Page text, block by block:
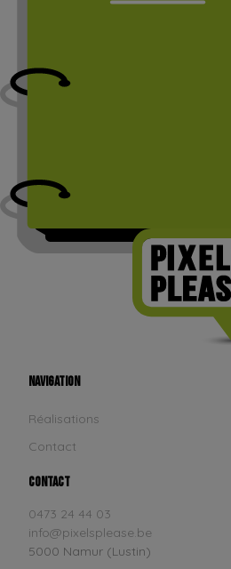
Navigation
Réalisations
Contact
Contact
0473 24 44 03
info@pixelsplease.be
5000 Namur (Lustin)